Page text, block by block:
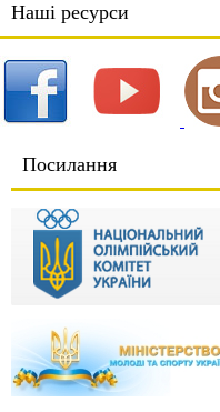
Наші ресурси
Посилання